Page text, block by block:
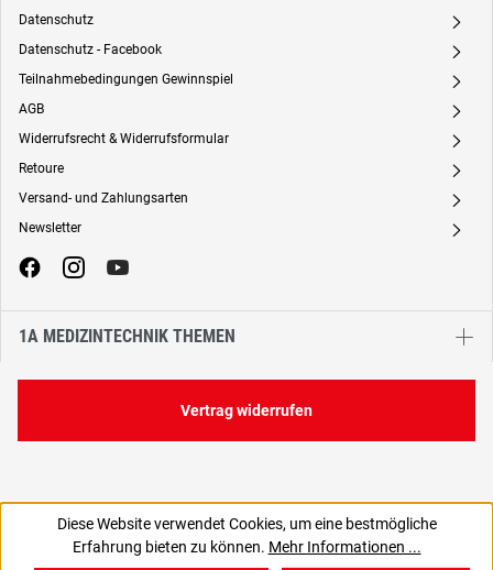
328,61 €
Datenschutz A
Datenschutz - Facebook A
Teilnahmebedingungen Gewinnspiel A
AGB A
Widerrufsrecht & Widerrufsformular A
Retoure A
Versand- und Zahlungsarten A
Newsletter A
1A MEDIZINTECHNIK THEMEN
Vertrag widerrufen
Diese Website verwendet Cookies, um eine bestmögliche
Erfahrung bieten zu können. Mehr Informationen ...